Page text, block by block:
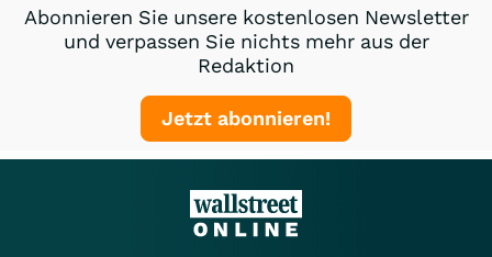
Abonnieren Sie unsere kostenlosen Newsletter
und verpassen Sie nichts mehr aus der
Redaktion
Jetzt abonnieren!